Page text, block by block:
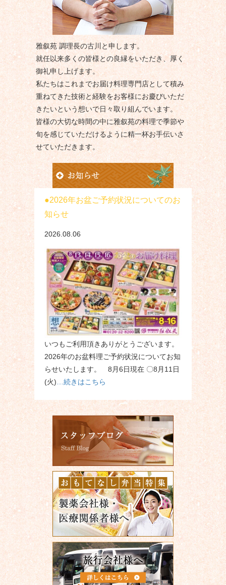
雅叙苑 調理長の古川と申します。
就任以来多くの皆様との良縁をいただき、厚く
御礼申し上げます。
私たちはこれまでお届け料理専門店として積み
重ねてきた技術と経験をお客様にお慶びいただ
きたいという想いで日々取り組んでいます。
皆様の大切な時間の中に雅叙苑の料理で季節や
旬を感じていただけるように精一杯お手伝いさ
せていただきます。
2026年お盆ご予約状況についてのお
知らせ
2026.08.06
いつもご利用頂きありがとうございます。
2026年のお盆料理ご予約状況についてお知
らせいたします。 8月6日現在 〇8月11日
(火)…続きはこちら